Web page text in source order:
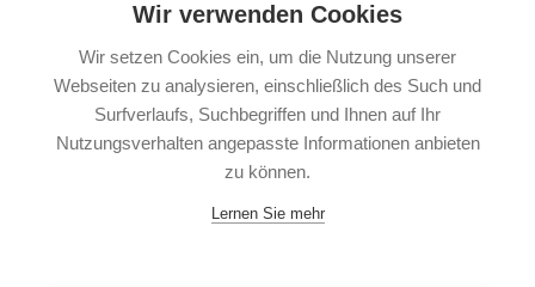
Paar: Zwei Erwachsene (unabhängig vom
Kündigungsfrist:
1 Monat vor Ablauf
Wir verwenden Cookies
Wir setzen Cookies ein, um die Nutzung unserer
Webseiten zu analysieren, einschließlich des Such und
Surfverlaufs, Suchbegriffen und Ihnen auf Ihr
Nutzungsverhalten angepasste Informationen anbieten
zu können.
Lernen Sie mehr